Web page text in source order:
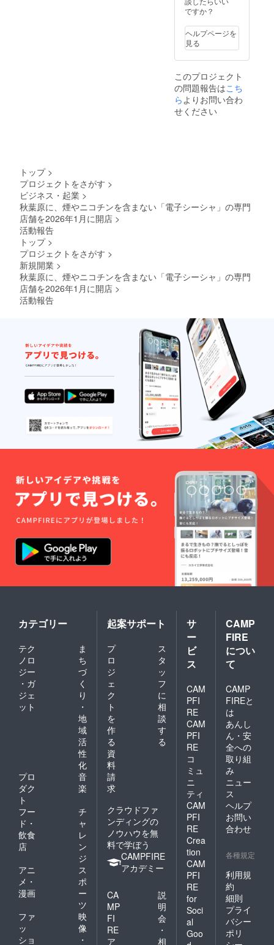
ですか？
ヘルプページを
見る
このプロジェクト
の問題報告はこち
らよりお問い合わ
せください
トップ >
プロジェクトをさがす >
ビジネス・起業 >
秋葉原に、煙やニコチンを含まない「電子シーシャ」の専門
店舗を2026年1月に開店 >
活動報告
トップ >
プロジェクトをさがす >
新規開業 >
秋葉原に、煙やニコチンを含まない「電子シーシャ」の専門
店舗を2026年1月に開店 >
活動報告
カテゴリー
テク
ノロ
ジー
・ガ
ジェ
ット
ま
ち
づ
く
り
・
地
域
活
性
化
プロ
ダク
ト
音
楽
フー
ド・
飲食
店
チ
ャ
レ
ン
ジ
アニ
メ・
漫画
ス
ポ
ー
ツ
ファ
ッ
ショ
映
像
・
起案サポート
プ
ロ
ジ
ェ
ク
ト
を
作
る
ス
タ
ッ
フ
に
相
談
す
る
資
料
請
求
クラウドファ
ンディングの
ノウハウを無
料で学ぼう
CAMPFIRE
アカデミー
CA
MP
FI
RE
ア
説
明
会
・
相
サ
ー
ビ
ス
CAM
PFI
RE
CAM
PFI
RE
コ
ミュ
ニ
ティ
CAM
PFI
RE
Crea
tion
CAM
PFI
RE
for
Soci
al
Goo
CAMP
FIRE
につい
て
CAMP
FIREと
は
あんし
ん・安
全への
取り組
み
ニュー
ス
ヘルプ
お問い
合わせ
各種規定
利用規
約
細則
プライ
バシー
ポリ